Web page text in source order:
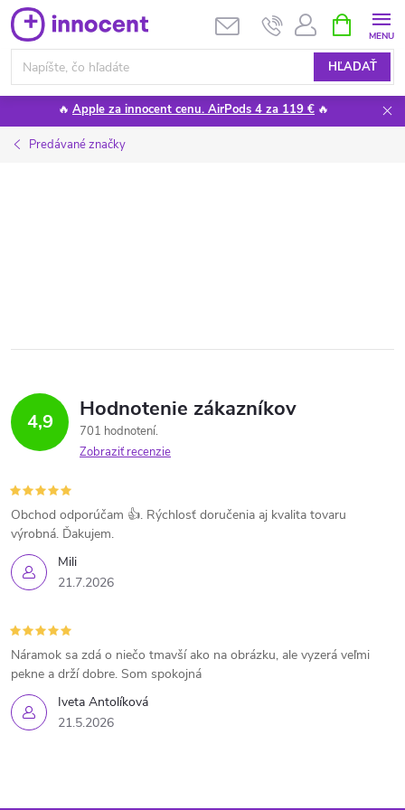
Prejsť
na
obsah
HĽADAŤ
KOŠÍK
🔥 Apple za innocent cenu. AirPods 4 za 119 € 🔥
Predávané značky
4,9 Hodnotenie zákazníkov
701 hodnotení
Zobraziť recenzie
Mili
21.7.2026
Obchod odporúčam 👍. Rýchlosť doručenia aj kvalita tovaru
výrobná. Ďakujem.
Iveta Antolíková
21.5.2026
Náramok sa zdá o niečo tmavší ako na obrázku, ale vyzerá veľmi
pekne a drží dobre. Som spokojná